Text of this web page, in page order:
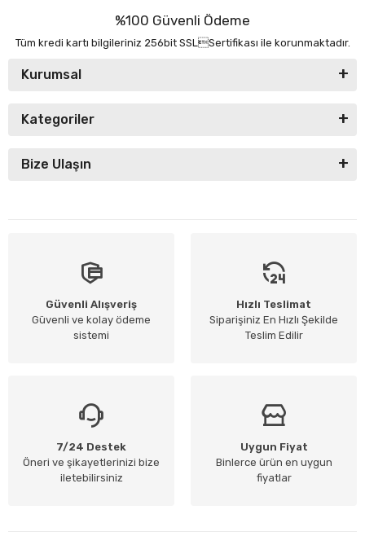
%100 Güvenli Ödeme
Tüm kredi kartı bilgileriniz 256bit SSLSertifikası ile korunmaktadır.
Kurumsal
Kategoriler
Bize Ulaşın
Güvenli Alışveriş
Güvenli ve kolay ödeme
sistemi
Hızlı Teslimat
Siparişiniz En Hızlı Şekilde
Teslim Edilir
7/24 Destek
Öneri ve şikayetlerinizi bize
iletebilirsiniz
Uygun Fiyat
Binlerce ürün en uygun
fiyatlar